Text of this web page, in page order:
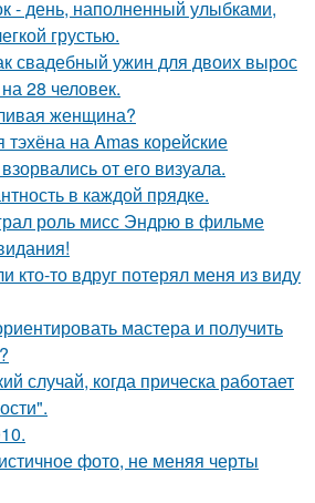
- день, наполненный улыбками,
грустью.
свадебный ужин для двоих вырос
28 человек.
женщина?
на Amas корейские
от его визуала.
в каждой прядке.
роль мисс Эндрю в фильме
кто-то вдруг потерял меня из виду
мастера и получить
случай, когда прическа работает
фото, не меняя черты